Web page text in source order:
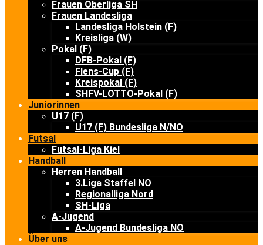
Frauen Oberliga SH
Frauen Landesliga
Landesliga Holstein (F)
Kreisliga (W)
Pokal (F)
DFB-Pokal (F)
Flens-Cup (F)
Kreispokal (F)
SHFV-LOTTO-Pokal (F)
Juniorinnen
U17 (F)
U17 (F) Bundesliga N/NO
Futsal
Futsal-Liga Kiel
Handball
Herren Handball
3.Liga Staffel NO
Regionalliga Nord
SH-Liga
A-Jugend
A-Jugend Bundesliga NO
Über uns